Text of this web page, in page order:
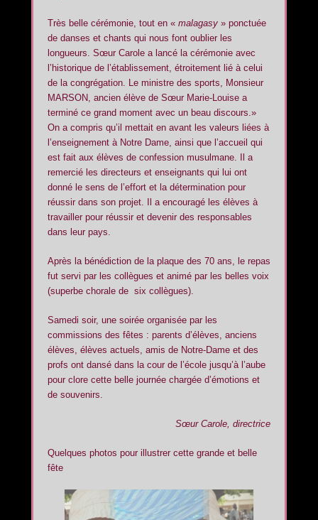
Très belle cérémonie, tout en « malagasy » ponctuée
de danses et chants qui nous font oublier les
longueurs. Sœur Carole a lancé la cérémonie avec
l’historique de l’établissement, étroitement lié à celui
de la congrégation. Le ministre des sports, Monsieur
MARSON, ancien élève de Sœur Marie-Louise a
terminé ce grand moment avec un beau discours.»
On a compris qu’il mettait en avant les valeurs liées à
l’enseignement à Notre Dame, ainsi que l’accueil qui
est fait aux élèves de confession musulmane. Il a
remercié les directeurs et enseignants qui lui ont
donné le sens de l’effort et la détermination pour
réussir dans son projet. Il a encouragé les élèves à
travailler pour réussir et devenir des responsables
dans leur pays.
Après la bénédiction de la plaque des 70 ans, le repas
fut servi par les collègues et animé par les belles voix
(superbe chorale de six collègues).
Samedi soir, une soirée organisée par les
commissions des fêtes : parents d’élèves, anciens
élèves, élèves actuels, amis de Notre-Dame et des
profs ont dansé dans la cour de l’école jusqu’à l’aube
pour clore cette belle journée chargée d’émotions et
de souvenirs.
Sœur Carole, directrice
Quelques photos pour illustrer cette grande et belle
fête